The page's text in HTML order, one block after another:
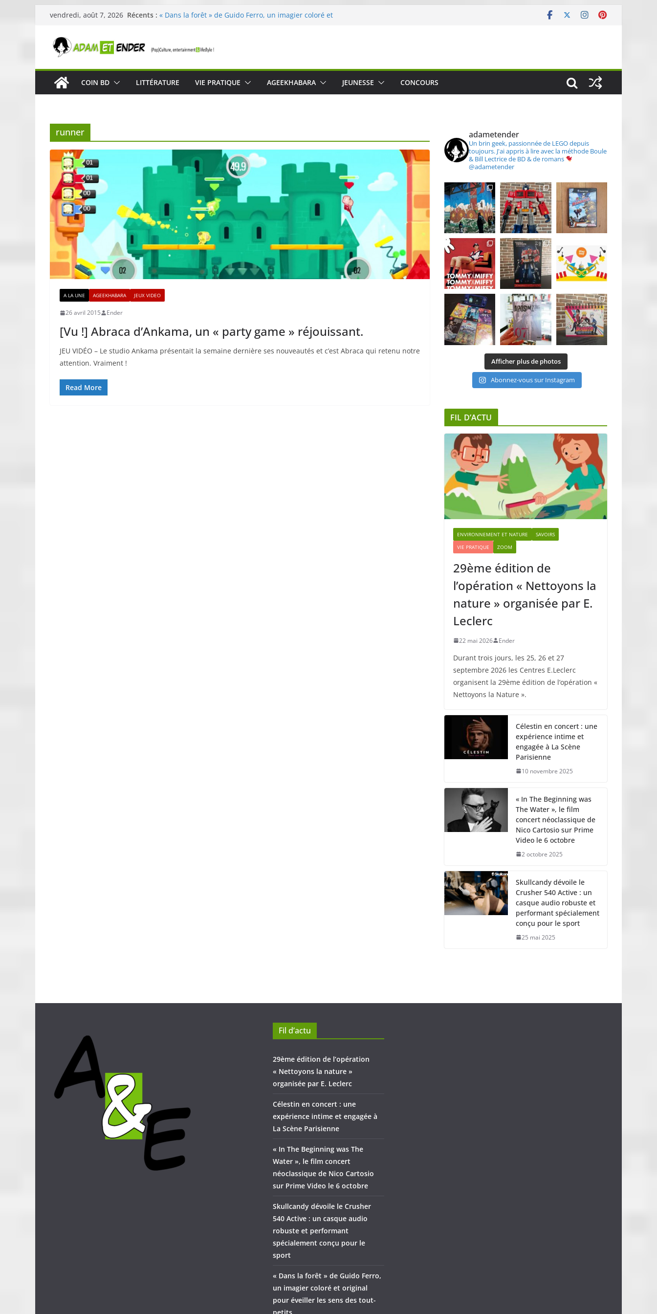
Passer
contenu
vendredi, août 7, 2026 Récents : « Dans la forêt » de Guido Ferro, un imagier coloré et
Célestin en concert : une expérience intime et engagée à
« In The Beginning was The Water », le film concert
néoclassique de Nico Cartosio sur Prime Video le 6 octobre
Skullcandy dévoile le Crusher 540 Active : un casque audio
COIN BD LITTÉRATURE VIE PRATIQUE AGEEKHABARA JEUNESSE CONCOURS
runner
A LA UNE AGEEKHABARA JEUX VIDEO
26 avril 2015 Ender
[Vu !] Abraca d’Ankama, un « party game » réjouissant.
JEU VIDÉO – Le studio Ankama présentait la semaine dernière ses nouveautés et c’est Abraca qui retenu notre
attention. Vraiment !
Read More
adametender
Un brin geek, passionnée de LEGO depuis
toujours. J'ai appris à lire avec la méthode Boule
& Bill Lectrice de BD & de romans
@adametender
Afficher plus de photos
Abonnez-vous sur Instagram
FIL D’ACTU
ENVIRONNEMENT ET NATURE
SAVOIRS
VIE PRATIQUE
ZOOM
29ème édition de
l’opération « Nettoyons la
nature » organisée par E.
Leclerc
22 mai 2026 Ender
Durant trois jours, les 25, 26 et 27
septembre 2026 les Centres E.Leclerc
organisent la 29ème édition de l’opération «
Nettoyons la Nature ».
Célestin en concert : une
expérience intime et
engagée à La Scène
Parisienne
10 novembre 2025
« In The Beginning was
The Water », le film
concert néoclassique de
Nico Cartosio sur Prime
Video le 6 octobre
2 octobre 2025
Skullcandy dévoile le
Crusher 540 Active : un
casque audio robuste et
performant spécialement
conçu pour le sport
25 mai 2025
Fil d’actu
29ème édition de l’opération
« Nettoyons la nature »
organisée par E. Leclerc
Célestin en concert : une
expérience intime et engagée à
La Scène Parisienne
« In The Beginning was The
Water », le film concert
néoclassique de Nico Cartosio
sur Prime Video le 6 octobre
Skullcandy dévoile le Crusher
540 Active : un casque audio
robuste et performant
spécialement conçu pour le
sport
« Dans la forêt » de Guido Ferro,
un imagier coloré et original
pour éveiller les sens des tout-